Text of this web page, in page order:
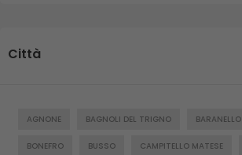
Città
AGNONE BAGNOLI DEL TRIGNO BARANELLO
BONEFRO BUSSO CAMPITELLO MATESE